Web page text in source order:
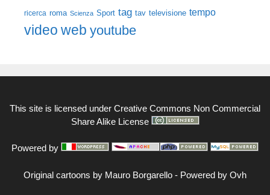
ricerca roma Scienza Sport tag tav televisione tempo
video web youtube
This site is licensed under Creative Commons Non Commercial
Share Alike License
Powered by
Original cartoons by Mauro Borgarello - Powered by Ovh